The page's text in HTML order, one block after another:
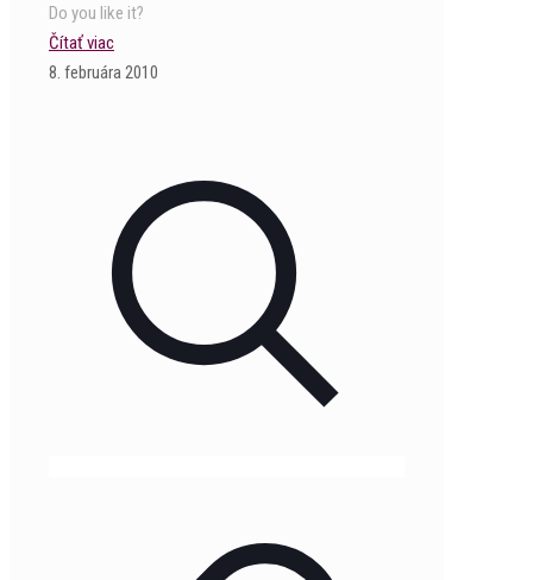
Do you like it?
Čítať viac
8. februára 2010